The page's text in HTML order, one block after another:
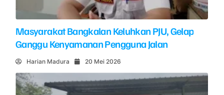
Masyarakat Bangkalan Keluhkan PJU, Gelap
Ganggu Kenyamanan Pengguna Jalan
Harian Madura 20 Mei 2026